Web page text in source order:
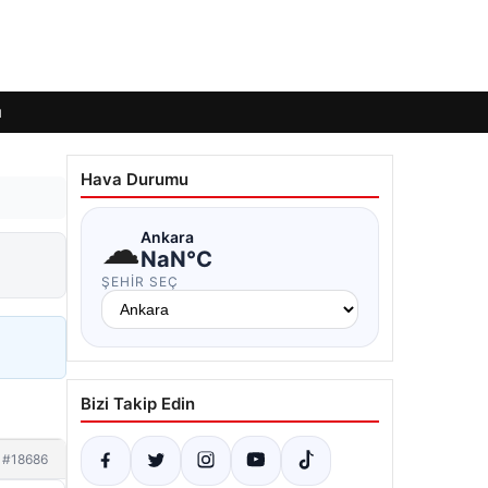
#18686
Hava Durumu
☁Ankara
NaN°C
ŞEHIR SEÇ
Bizi Takip Edin